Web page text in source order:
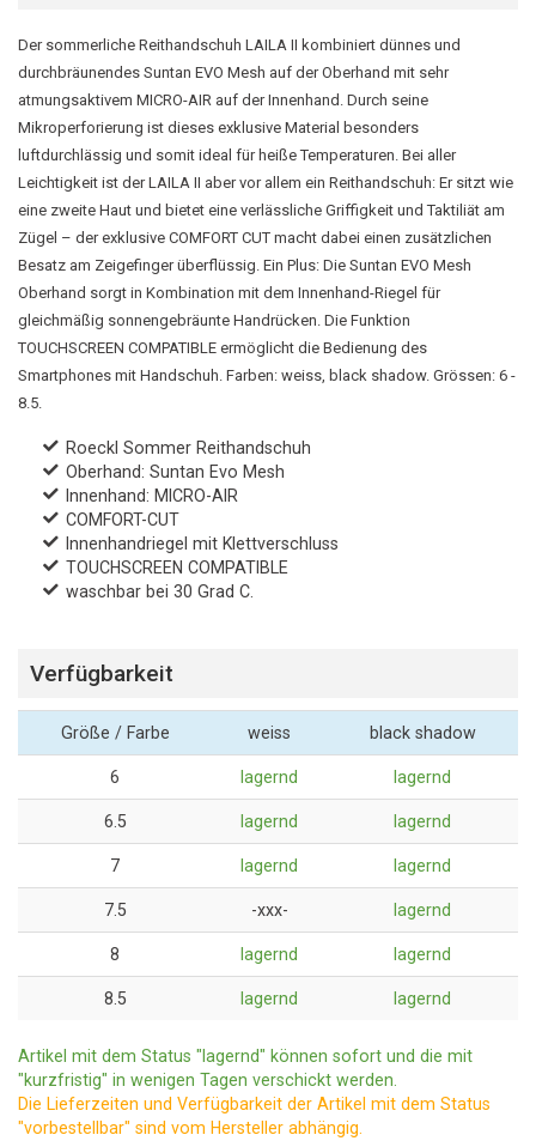
Der sommerliche Reithandschuh LAILA II kombiniert dünnes und
durchbräunendes Suntan EVO Mesh auf der Oberhand mit sehr
atmungsaktivem MICRO-AIR auf der Innenhand. Durch seine
Mikroperforierung ist dieses exklusive Material besonders
luftdurchlässig und somit ideal für heiße Temperaturen. Bei aller
Leichtigkeit ist der LAILA II aber vor allem ein Reithandschuh: Er sitzt wie
eine zweite Haut und bietet eine verlässliche Griffigkeit und Taktiliät am
Zügel – der exklusive COMFORT CUT macht dabei einen zusätzlichen
Besatz am Zeigefinger überflüssig. Ein Plus: Die Suntan EVO Mesh
Oberhand sorgt in Kombination mit dem Innenhand-Riegel für
gleichmäßig sonnengebräunte Handrücken. Die Funktion
TOUCHSCREEN COMPATIBLE ermöglicht die Bedienung des
Smartphones mit Handschuh. Farben: weiss, black shadow. Grössen: 6 -
8.5.
Roeckl Sommer Reithandschuh
Oberhand: Suntan Evo Mesh
Innenhand: MICRO-AIR
COMFORT-CUT
Innenhandriegel mit Klettverschluss
TOUCHSCREEN COMPATIBLE
waschbar bei 30 Grad C.
Verfügbarkeit
Größe / Farbe weiss black shadow
6 lagernd lagernd
6.5 lagernd lagernd
7 lagernd lagernd
7.5 -xxx- lagernd
8 lagernd lagernd
8.5 lagernd lagernd
Artikel mit dem Status "lagernd" können sofort und die mit
"kurzfristig" in wenigen Tagen verschickt werden.
Die Lieferzeiten und Verfügbarkeit der Artikel mit dem Status
"vorbestellbar" sind vom Hersteller abhängig.